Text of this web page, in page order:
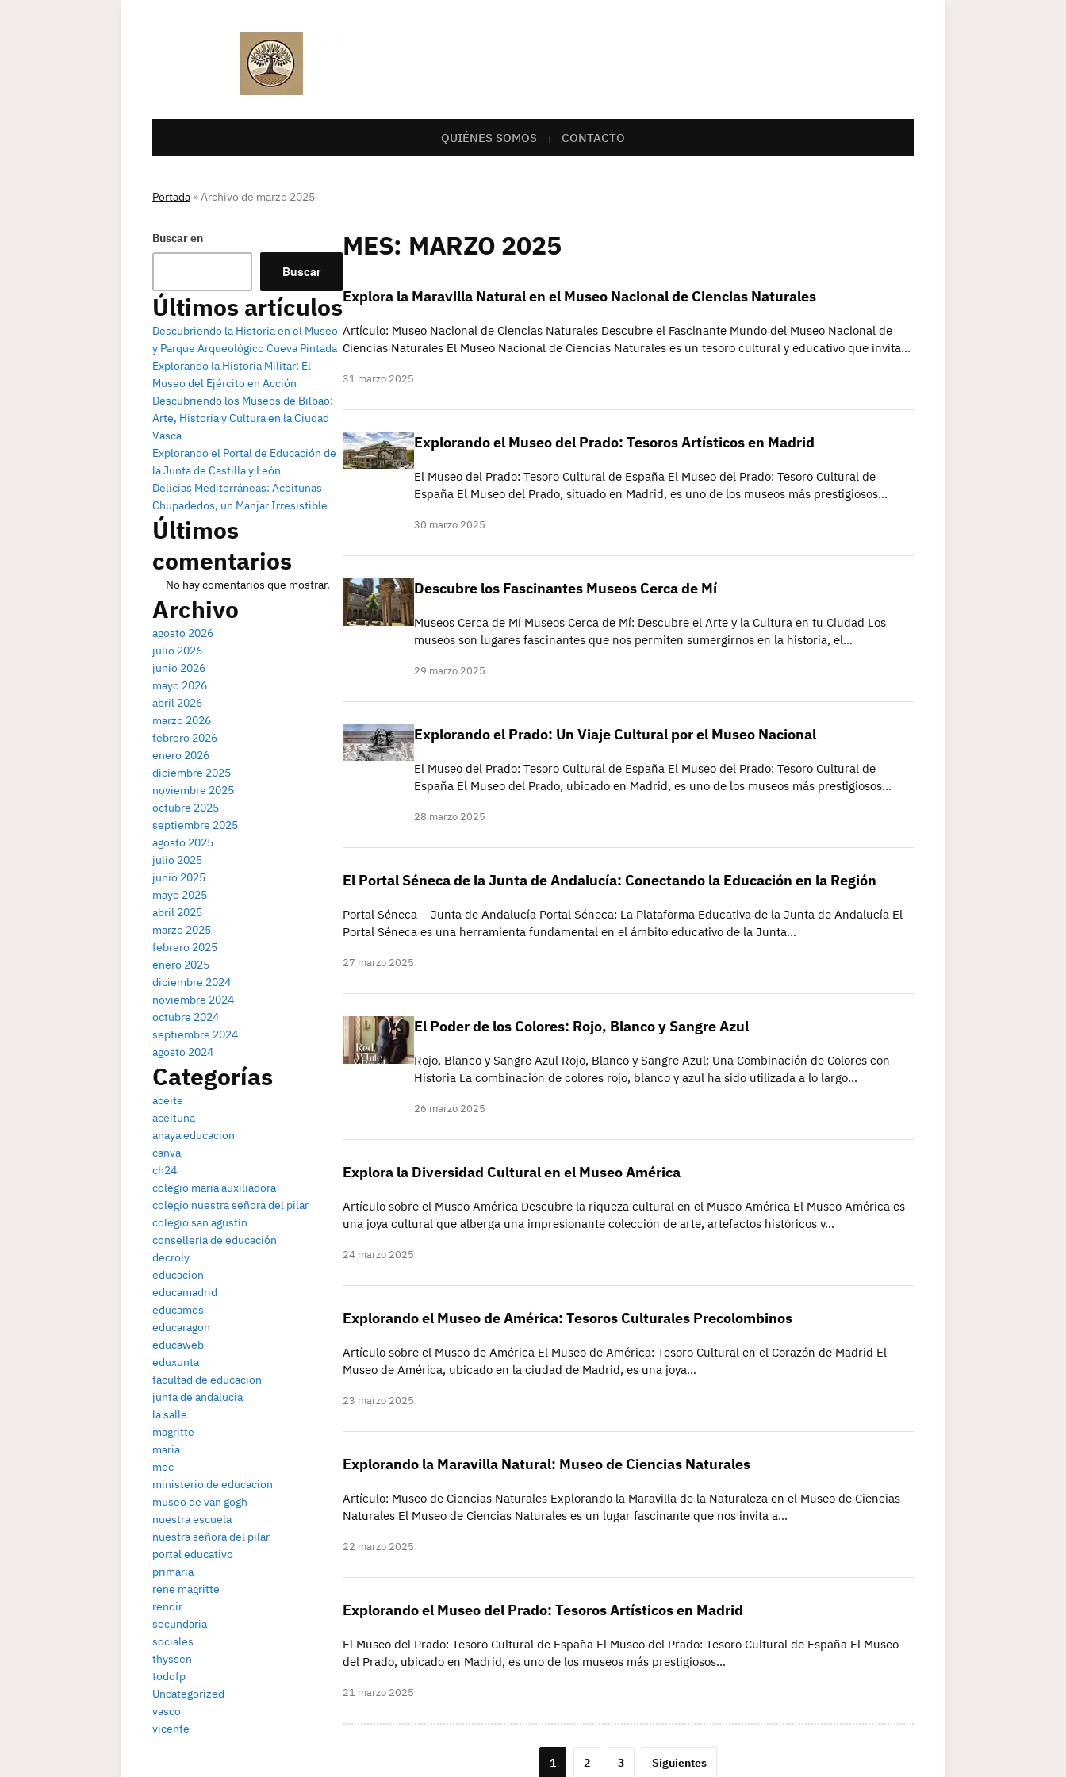
QUIÉNES SOMOS CONTACTO
Portada »Archivo de marzo 2025
Buscar en
Buscar
Últimos artículos
Descubriendo la Historia en el Museo
y Parque Arqueológico Cueva Pintada
Explorando la Historia Militar: El
Museo del Ejército en Acción
Descubriendo los Museos de Bilbao:
Arte, Historia y Cultura en la Ciudad
Vasca
Explorando el Portal de Educación de
la Junta de Castilla y León
Delicias Mediterráneas: Aceitunas
Chupadedos, un Manjar Irresistible
Últimos
comentarios
No hay comentarios que mostrar.
Archivo
agosto 2026
julio 2026
junio 2026
mayo 2026
abril 2026
marzo 2026
febrero 2026
enero 2026
diciembre 2025
noviembre 2025
octubre 2025
septiembre 2025
agosto 2025
julio 2025
junio 2025
mayo 2025
abril 2025
marzo 2025
febrero 2025
enero 2025
diciembre 2024
noviembre 2024
octubre 2024
septiembre 2024
agosto 2024
Categorías
aceite
aceituna
anaya educacion
canva
ch24
colegio maria auxiliadora
colegio nuestra señora del pilar
colegio san agustín
consellería de educación
decroly
educacion
educamadrid
educamos
educaragon
educaweb
eduxunta
facultad de educacion
junta de andalucia
la salle
magritte
maria
mec
ministerio de educacion
museo de van gogh
nuestra escuela
nuestra señora del pilar
portal educativo
primaria
rene magritte
renoir
secundaria
sociales
thyssen
todofp
Uncategorized
vasco
vicente
MES: MARZO 2025
Explora la Maravilla Natural en el Museo Nacional de Ciencias Naturales
Artículo: Museo Nacional de Ciencias Naturales Descubre el Fascinante Mundo del Museo Nacional de
Ciencias Naturales El Museo Nacional de Ciencias Naturales es un tesoro cultural y educativo que invita…
31 marzo 2025
Explorando el Museo del Prado: Tesoros Artísticos en Madrid
El Museo del Prado: Tesoro Cultural de España El Museo del Prado: Tesoro Cultural de
España El Museo del Prado, situado en Madrid, es uno de los museos más prestigiosos…
30 marzo 2025
Descubre los Fascinantes Museos Cerca de Mí
Museos Cerca de Mí Museos Cerca de Mí: Descubre el Arte y la Cultura en tu Ciudad Los
museos son lugares fascinantes que nos permiten sumergirnos en la historia, el…
29 marzo 2025
Explorando el Prado: Un Viaje Cultural por el Museo Nacional
El Museo del Prado: Tesoro Cultural de España El Museo del Prado: Tesoro Cultural de
España El Museo del Prado, ubicado en Madrid, es uno de los museos más prestigiosos…
28 marzo 2025
El Portal Séneca de la Junta de Andalucía: Conectando la Educación en la Región
Portal Séneca – Junta de Andalucía Portal Séneca: La Plataforma Educativa de la Junta de Andalucía El
Portal Séneca es una herramienta fundamental en el ámbito educativo de la Junta…
27 marzo 2025
El Poder de los Colores: Rojo, Blanco y Sangre Azul
Rojo, Blanco y Sangre Azul Rojo, Blanco y Sangre Azul: Una Combinación de Colores con
Historia La combinación de colores rojo, blanco y azul ha sido utilizada a lo largo…
26 marzo 2025
Explora la Diversidad Cultural en el Museo América
Artículo sobre el Museo América Descubre la riqueza cultural en el Museo América El Museo América es
una joya cultural que alberga una impresionante colección de arte, artefactos históricos y…
24 marzo 2025
Explorando el Museo de América: Tesoros Culturales Precolombinos
Artículo sobre el Museo de América El Museo de América: Tesoro Cultural en el Corazón de Madrid El
Museo de América, ubicado en la ciudad de Madrid, es una joya…
23 marzo 2025
Explorando la Maravilla Natural: Museo de Ciencias Naturales
Artículo: Museo de Ciencias Naturales Explorando la Maravilla de la Naturaleza en el Museo de Ciencias
Naturales El Museo de Ciencias Naturales es un lugar fascinante que nos invita a…
22 marzo 2025
Explorando el Museo del Prado: Tesoros Artísticos en Madrid
El Museo del Prado: Tesoro Cultural de España El Museo del Prado: Tesoro Cultural de España El Museo
del Prado, ubicado en Madrid, es uno de los museos más prestigiosos…
21 marzo 2025
1 2 3 Siguientes